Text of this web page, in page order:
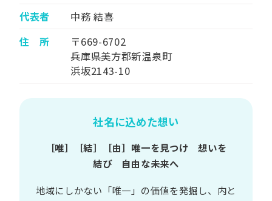
代表者
中務 結喜
住 所
〒669-6702
兵庫県美方郡新温泉町
浜坂2143-10
社名に込めた想い
［唯］​［結］​［由］ 唯一を​見つけ 想いを​
結び 自由な​未来へ
地域に​しかない​「唯一」の​価値を​発掘し、 内と​